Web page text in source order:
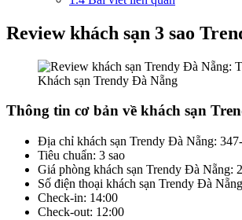
Review khách sạn 3 sao
Khách sạn Trendy Đà Nẵng
Thông tin cơ bản về khách sạn
Địa chỉ khách sạn Trendy Đà Nẵng:
Tiêu chuẩn: 3 sao
Giá phòng khách sạn Trendy Đà Nẵng:
Số điện thoại khách sạn Trendy Đà
Check-in: 14:00
Check-out: 12:00